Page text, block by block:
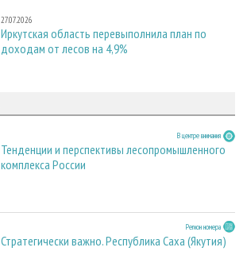
27.07.2026
Иркутская область перевыполнила план по
доходам от лесов на 4,9%
В центре внимания
Тенденции и перспективы лесопромышленного
комплекса России
Регион номера
Стратегически важно. Республика Саха (Якутия)